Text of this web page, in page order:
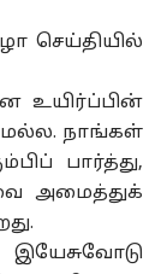
செய்தியில்
உயிர்ப்பின்
நாங்கள்
பார்த்து,
அமைத்துக்